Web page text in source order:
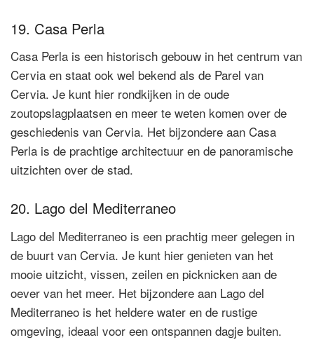
19. Casa Perla
Casa Perla is een historisch gebouw in het centrum van
Cervia en staat ook wel bekend als de Parel van
Cervia. Je kunt hier rondkijken in de oude
zoutopslagplaatsen en meer te weten komen over de
geschiedenis van Cervia. Het bijzondere aan Casa
Perla is de prachtige architectuur en de panoramische
uitzichten over de stad.
20. Lago del Mediterraneo
Lago del Mediterraneo is een prachtig meer gelegen in
de buurt van Cervia. Je kunt hier genieten van het
mooie uitzicht, vissen, zeilen en picknicken aan de
oever van het meer. Het bijzondere aan Lago del
Mediterraneo is het heldere water en de rustige
omgeving, ideaal voor een ontspannen dagje buiten.